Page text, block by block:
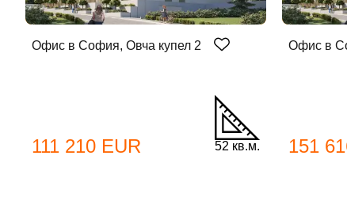
Офис в София, Овча купел 2
111 210 EUR 52 кв.м.
Офис в
151